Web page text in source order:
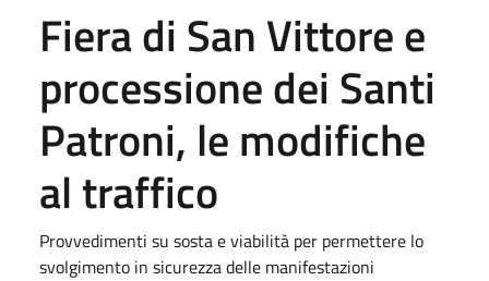
Fiera di San Vittore e
processione dei Santi
Patroni, le modifiche
al traffico
Provvedimenti su sosta e viabilità per permettere lo
svolgimento in sicurezza delle manifestazioni